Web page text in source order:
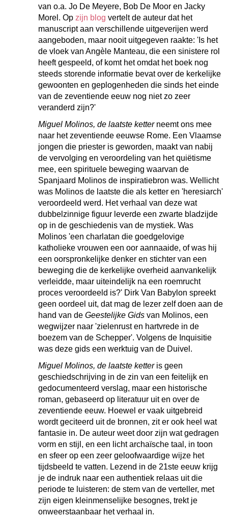
van o.a. Jo De Meyere, Bob De Moor en Jacky
Morel. Op zijn blog vertelt de auteur dat het
manuscript aan verschillende uitgeverijen werd
aangeboden, maar nooit uitgegeven raakte: ' Is het
de vloek van Angèle Manteau, die een sinistere rol
heeft gespeeld, of komt het omdat het boek nog
steeds storende informatie bevat over de kerkelijke
gewoonten en geplogenheden die sinds het einde
van de zeventiende eeuw nog niet zo zeer
veranderd zijn?'
Miguel Molinos, de laatste ketter neemt ons mee
naar het zeventiende eeuwse Rome. Een Vlaamse
jongen die priester is geworden, maakt van nabij
de vervolging en veroordeling van het quiëtisme
mee, een spirituele beweging waarvan de
Spanjaard Molinos de inspiratiebron was. Wellicht
was Molinos de laatste die als ketter en 'heresiarch'
veroordeeld werd. Het verhaal van deze wat
dubbelzinnige figuur leverde een zwarte bladzijde
op in de geschiedenis van de mystiek. Was
Molinos 'een charlatan die goedgelovige
katholieke vrouwen een oor aannaaide, of was hij
een oorspronkelijke denker en stichter van een
beweging die de kerkelijke overheid aanvankelijk
verleidde, maar uiteindelijk na een roemrucht
proces veroordeeld is?' Dirk Van Babylon spreekt
geen oordeel uit, dat mag de lezer zelf doen aan de
hand van de Geestelijke Gids van Molinos, een
wegwijzer naar 'zielenrust en hartvrede in de
boezem van de Schepper'. Volgens de Inquisitie
was deze gids een werktuig van de Duivel.
Miguel Molinos, de laatste ketter is geen
geschiedschrijving in de zin van een feitelijk en
gedocumenteerd verslag, maar een historische
roman, gebaseerd op literatuur uit en over de
zeventiende eeuw. Hoewel er vaak uitgebreid
wordt geciteerd uit de bronnen, zit er ook heel wat
fantasie in. De auteur weet door zijn wat gedragen
vorm en stijl, en een licht archaïsche taal, in toon
en sfeer op een zeer geloofwaardige wijze het
tijdsbeeld te vatten. Lezend in de 21ste eeuw krijg
je de indruk naar een authentiek relaas uit die
periode te luisteren: de stem van de verteller, met
zijn eigen kleinmenselijke besognes, trekt je
onweerstaanbaar het verhaal in.